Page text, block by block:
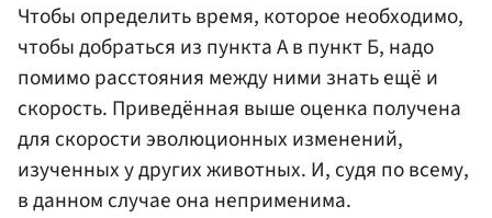
Чтобы определить время, которое необходимо,
чтобы добраться из пункта А в пункт Б, надо
помимо расстояния между ними знать ещё и
скорость. Приведённая выше оценка получена
для скорости эволюционных изменений,
изученных у других животных. И, судя по всему,
в данном случае она неприменима.